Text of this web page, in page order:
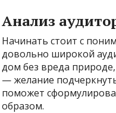
Анализ
Начинать стоит с
довольно широкой
дом без вреда
— желание
поможет
образом.